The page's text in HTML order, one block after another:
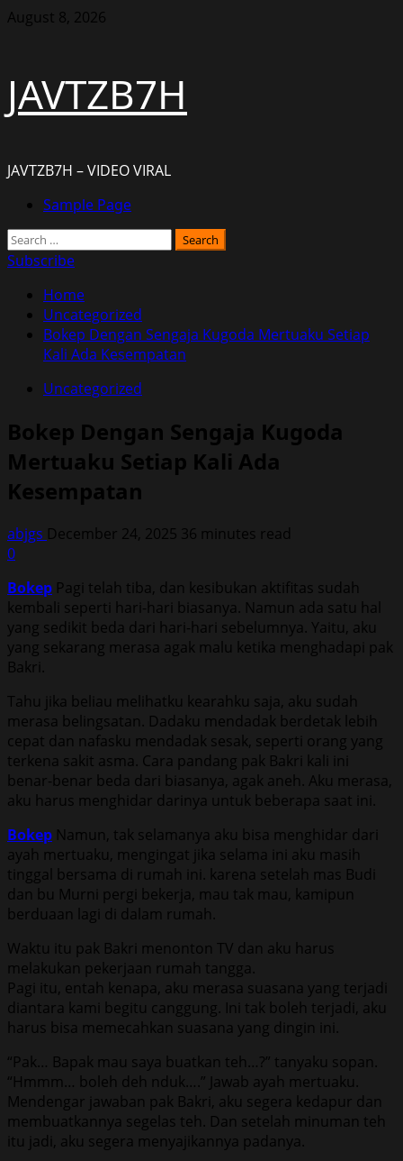
Skip
August 8, 2026
JAVTZB7H
JAVTZB7H – VIDEO VIRAL
PrimarySample Page
Search
for:
Subscribe
Home
Uncategorized
Bokep Dengan Sengaja Kugoda Mertuaku Setiap
Kali Ada Kesempatan
Uncategorized
Bokep Dengan Sengaja Kugoda
Mertuaku Setiap Kali Ada
Kesempatan
abjgs December 24, 2025 36 minutes read
0
Bokep Pagi telah tiba, dan kesibukan aktifitas sudah
kembali seperti hari-hari biasanya. Namun ada satu hal
yang sedikit beda dari hari-hari sebelumnya. Yaitu, aku
yang sekarang merasa agak malu ketika menghadapi pak
Bakri.
Tahu jika beliau melihatku kearahku saja, aku sudah
merasa belingsatan. Dadaku mendadak berdetak lebih
cepat dan nafasku mendadak sesak, seperti orang yang
terkena sakit asma. Cara pandang pak Bakri kali ini
benar-benar beda dari biasanya, agak aneh. Aku merasa,
aku harus menghidar darinya untuk beberapa saat ini.
Bokep Namun, tak selamanya aku bisa menghidar dari
ayah mertuaku, mengingat jika selama ini aku masih
tinggal bersama di rumah ini. karena setelah mas Budi
dan bu Murni pergi bekerja, mau tak mau, kamipun
berduaan lagi di dalam rumah.
Waktu itu pak Bakri menonton TV dan aku harus
melakukan pekerjaan rumah tangga.
Pagi itu, entah kenapa, aku merasa suasana yang terjadi
diantara kami begitu canggung. Ini tak boleh terjadi, aku
harus bisa memecahkan suasana yang dingin ini.
“Pak… Bapak mau saya buatkan teh…?” tanyaku sopan.
“Hmmm… boleh deh nduk….” Jawab ayah mertuaku.
Mendengar jawaban pak Bakri, aku segera kedapur dan
membuatkannya segelas teh. Dan setelah minuman teh
itu jadi, aku segera menyajikannya padanya.